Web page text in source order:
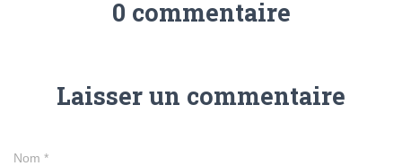
0 commentaire
Laisser un commentaire
Nom *